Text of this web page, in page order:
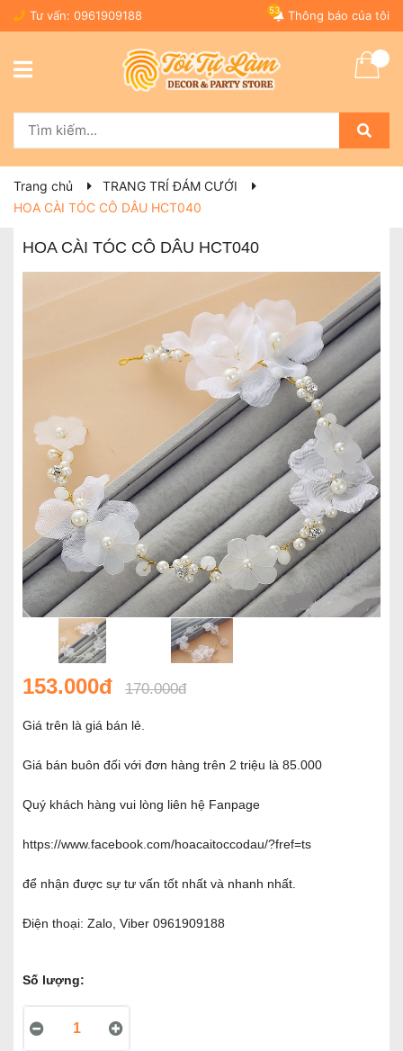
Tư vấn: 0961909188 Thông báo của tôi
53
Trang chủ
TRANG TRÍ ĐÁM CƯỚI
HOA CÀI TÓC CÔ DÂU HCT040
HOA CÀI TÓC CÔ DÂU HCT040
153.000đ 170.000đ
Giá trên là giá bán lẻ.
Giá bán buôn đối với đơn hàng trên 2 triệu là 85.000
Quý khách hàng vui lòng liên hệ Fanpage
https://www.facebook.com/hoacaitoccodau/?fref=ts
để nhận được sự tư vấn tốt nhất và nhanh nhất.
Điện thoại: Zalo, Viber 0961909188
Số lượng: